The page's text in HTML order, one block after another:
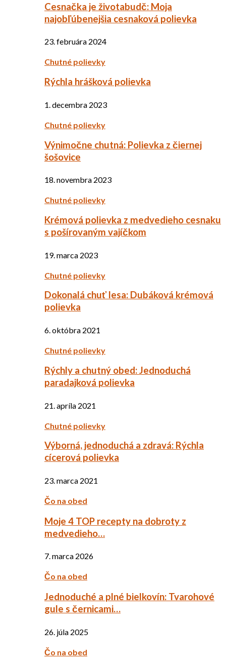
Cesnačka je životabudč: Moja
najobľúbenejšia cesnaková polievka
23. februára 2024
Chutné polievky
Rýchla hrášková polievka
1. decembra 2023
Chutné polievky
Výnimočne chutná: Polievka z čiernej
šošovice
18. novembra 2023
Chutné polievky
Krémová polievka z medvedieho cesnaku
s pošírovaným vajíčkom
19. marca 2023
Chutné polievky
Dokonalá chuť lesa: Dubáková krémová
polievka
6. októbra 2021
Chutné polievky
Rýchly a chutný obed: Jednoduchá
paradajková polievka
21. apríla 2021
Chutné polievky
Výborná, jednoduchá a zdravá: Rýchla
cícerová polievka
23. marca 2021
Čo na obed
Moje 4 TOP recepty na dobroty z
medvedieho…
7. marca 2026
Čo na obed
Jednoduché a plné bielkovín: Tvarohové
gule s černicami…
26. júla 2025
Čo na obed